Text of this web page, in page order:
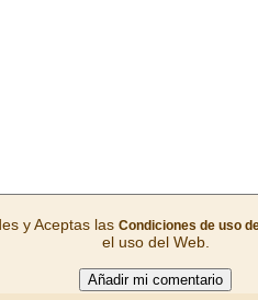
y Aceptas las Condiciones de uso
el uso del Web.